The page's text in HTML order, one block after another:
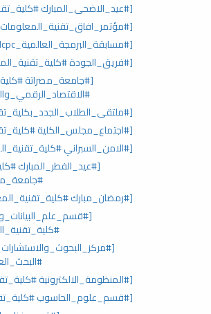
[#عيد_الاضحى_المبارك
[#مسابقة_البرمجة_العالمية_lcpc #كلية_تقنية_المعلومات]
[#فريق_الجودة
[#جامعة_مصراتة
[#اجتماع_مجلس_الكلية
[#الامن_السبراني
[#عيد_الفطر_المبارك
[#رمضان_مبارك
[#المنظومة_الالكترونية
[#قسم_علوم_الحاسوب